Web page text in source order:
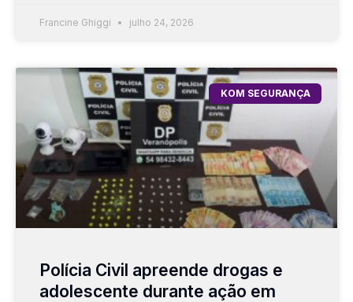
Francine Ghiggi julho 24, 2026
KOM SEGURANÇA
Polícia Civil apreende drogas e
adolescente durante ação em